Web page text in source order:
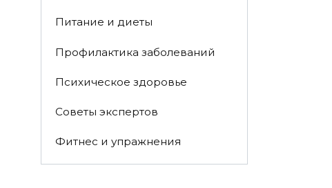
Питание и диеты
Профилактика заболеваний
Психическое здоровье
Советы экспертов
Фитнес и упражнения